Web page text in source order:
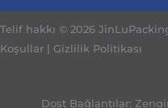
Telif hakkı © 2026
Koşullar | Gizlilik Politikası
Dost Bağlantılar: